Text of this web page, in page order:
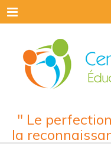
Menu
" Le
la